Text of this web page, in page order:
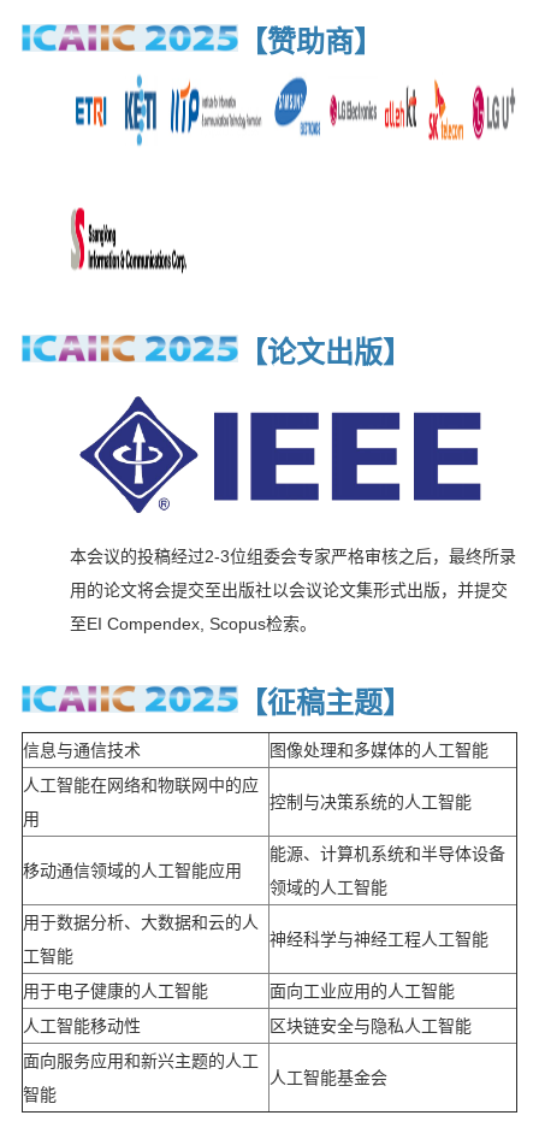
【赞助商】
【论文出版】
本会议的投稿经过2-3位组委会专家严格审核之后，最终所录
用的论文将会提交至出版社以会议论文集形式出版，并提交
至EI Compendex, Scopus检索。
【征稿主题】
信息与通信技术
图像处理和多媒体的人工智能
人工智能在网络和物联网中的应
用
控制与决策系统的人工智能
移动通信领域的人工智能应用
能源、计算机系统和半导体设备
领域的人工智能
用于数据分析、大数据和云的人
工智能
神经科学与神经工程人工智能
用于电子健康的人工智能
面向工业应用的人工智能
人工智能移动性
区块链安全与隐私人工智能
面向服务应用和新兴主题的人工
智能
人工智能基金会